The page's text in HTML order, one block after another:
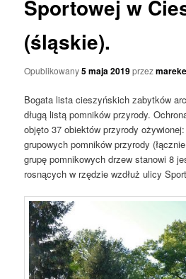
Sportowej w
(śląskie).
Opublikowany5 maja 2019przezmareke
Bogata lista cieszyńskich zabytków
długą listą pomników przyrody.
objęto 37 obiektów przyrody
grupowych pomników przyrody
grupę pomnikowych drzew stanowi 8
rosnących w rzędzie wzdłuż ulicy